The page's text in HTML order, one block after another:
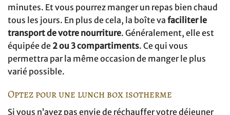
minutes. Et vous pourrez manger un repas bien chaud
tous les jours. En plus de cela, la boîte va faciliter le
transport de votre nourriture. Généralement, elle est
équipée de 2 ou 3 compartiments. Ce qui vous
permettra par la même occasion de manger le plus
varié possible.
Optez pour une lunch box isotherme
Si vous n’avez pas envie de réchauffer votre déjeuner